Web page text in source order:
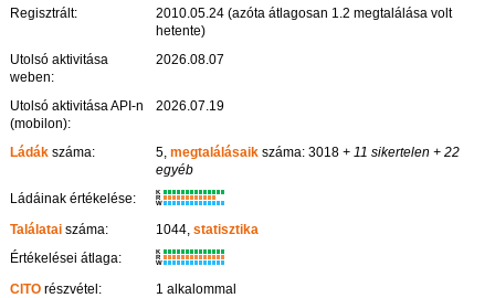
Regisztrált:
2010.05.24 (azóta átlagosan 1.2 megtalálása volt
hetente)
Utolsó aktivitása
weben:
2026.08.07
Utolsó aktivitása API-n
(mobilon):
2026.07.19
Ládák száma: 5,megtalálásaik száma: 3018 + 11 sikertelen + 22
egyéb
Ládáinak értékelése:
K
R
W
Találatai száma: 1044,statisztika
Értékelései átlaga:
K
R
W
CITO részvétel:
1 alkalommal